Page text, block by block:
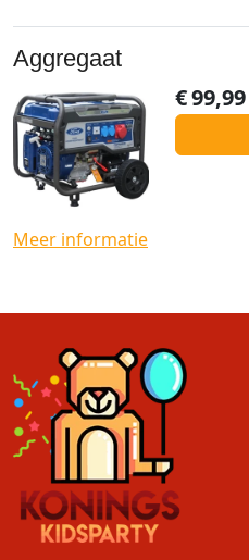
Aggregaat
€99,99
Meer informatie